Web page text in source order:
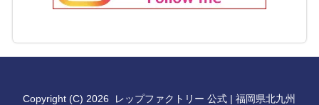
Copyright (C) 2026 レップファクトリー 公式 | 福岡県北九州